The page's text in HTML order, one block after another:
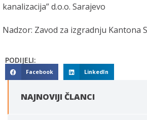
kanalizacija” d.o.o. Sarajevo
Nadzor: Zavod za izgradnju Kantona
PODIJELI:
Facebook LinkedIn
NAJNOVIJI ČLANCI